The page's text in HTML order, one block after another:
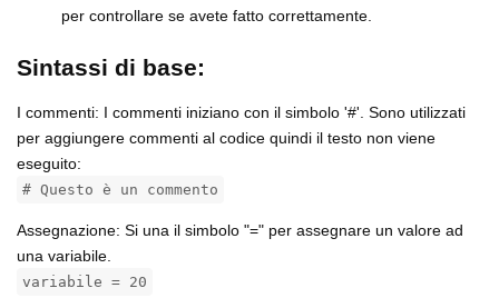
per controllare se avete fatto correttamente.
Sintassi di base:
I commenti: I commenti iniziano con il simbolo '#'. Sono utilizzati
per aggiungere commenti al codice quindi il testo non viene
eseguito:
# Questo è un commento
Assegnazione: Si una il simbolo "=" per assegnare un valore ad
una variabile.
variabile = 20